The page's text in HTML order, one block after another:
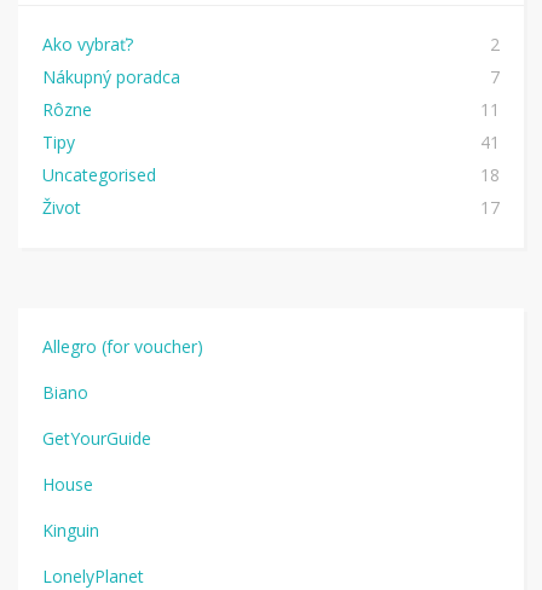
Ako vybrať?
2
Nákupný poradca
7
Rôzne
11
Tipy
41
Uncategorised
18
Život
17
Allegro (for voucher)
Biano
GetYourGuide
House
Kinguin
LonelyPlanet